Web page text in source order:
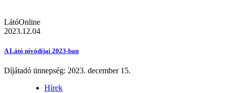
LátóOnline
2023.12.04
A Látó nívódíjai 2023-ban
Díjátadó ünnepség: 2023. december 15.
Hírek